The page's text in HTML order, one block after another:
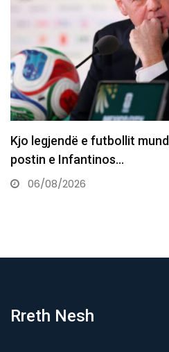
Basketbollistja transgjinore
WNBA-në: Nëse më
do…
Rreth Nesh